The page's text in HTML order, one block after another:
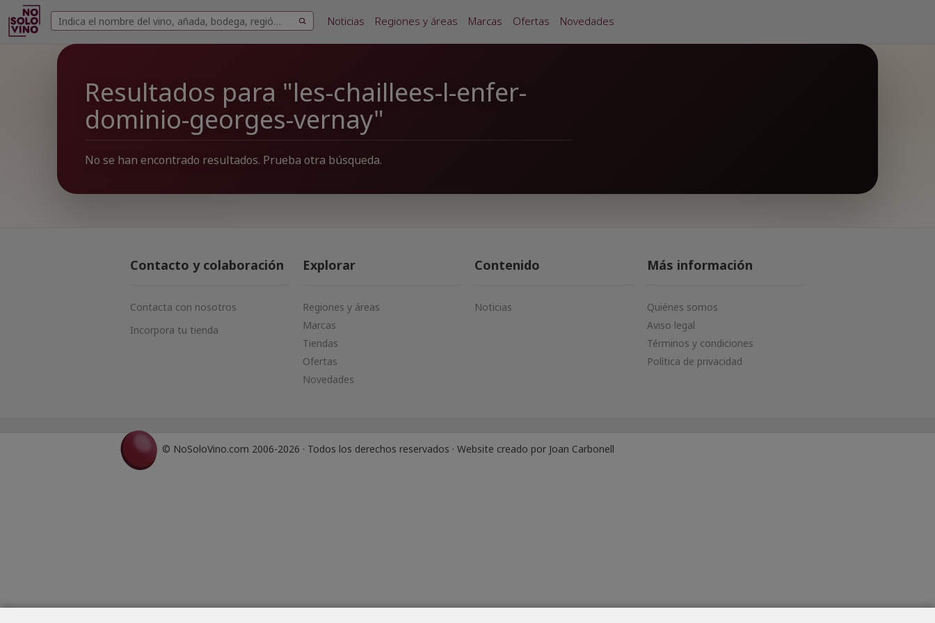
Buscar
vinos
Buscar Noticias Regiones y áreas Marcas Ofertas Novedades
Resultados para "les-chaillees-l-enfer-
dominio-georges-vernay"
No se han encontrado resultados. Prueba otra búsqueda.
Contacto y colaboración
Contacta con nosotros
Incorpora tu tienda
Explorar
Regiones y áreas
Marcas
Tiendas
Ofertas
Novedades
Contenido
Noticias
Más información
Quiénes somos
Aviso legal
Términos y condiciones
Política de privacidad
© NoSoloVino.com 2006-2026 · Todos los derechos reservados · Website creado por Joan Carbonell